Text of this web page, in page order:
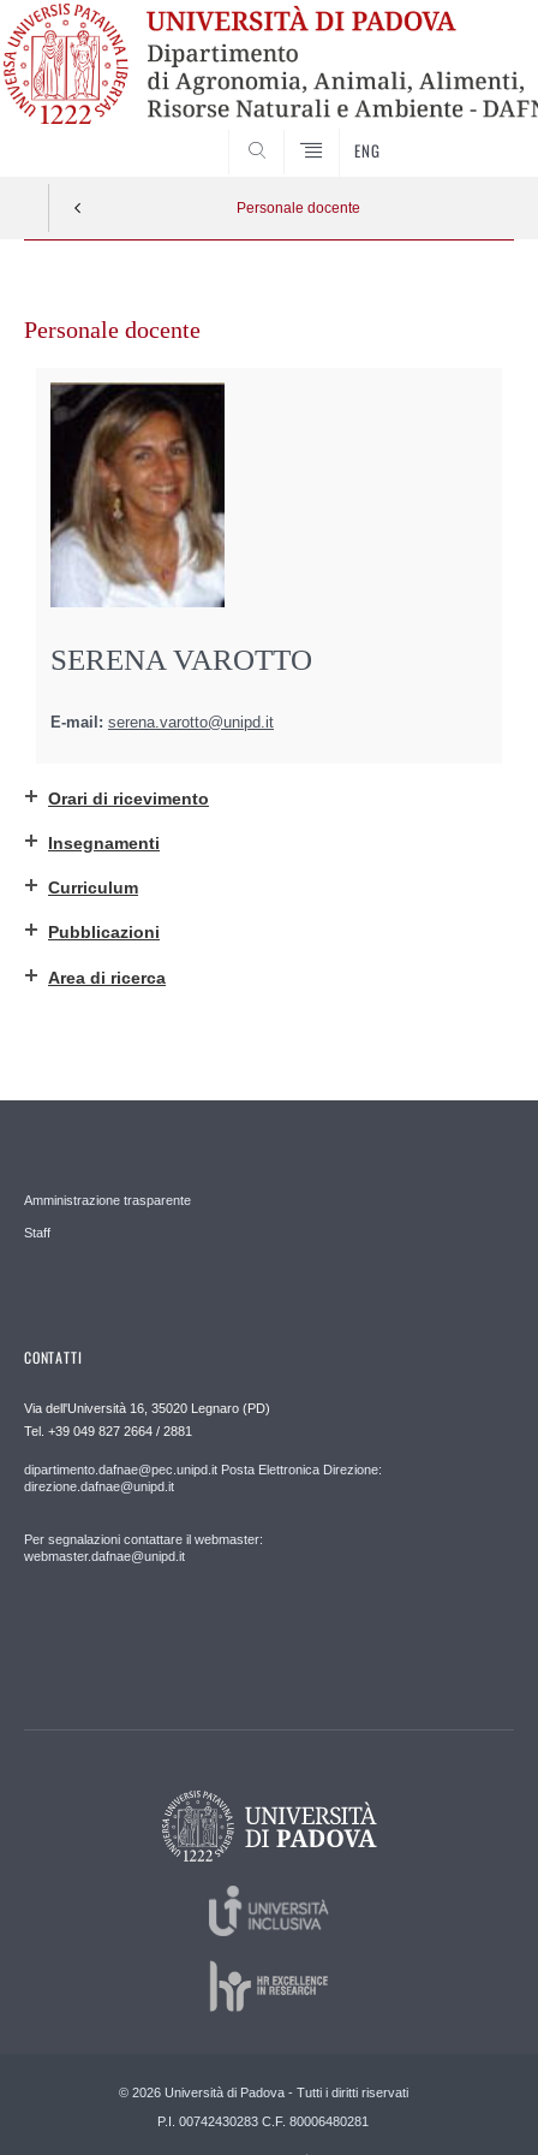
ENG
Personale docente
contenuto
Personale docente
SERENA VAROTTO
E-mail: serena.varotto@unipd.it
Orari di ricevimento
Insegnamenti
Curriculum
Pubblicazioni
Area di ricerca
Amministrazione trasparente
Staff
CONTATTI
Via dell'Università 16, 35020 Legnaro (PD)
Tel. +39 049 827 2664 / 2881
dipartimento.dafnae@pec.unipd.it Posta Elettronica Direzione:
direzione.dafnae@unipd.it
Per segnalazioni contattare il webmaster:
webmaster.dafnae@unipd.it
© 2026 Università di Padova - Tutti i diritti riservati
P.I. 00742430283 C.F. 80006480281